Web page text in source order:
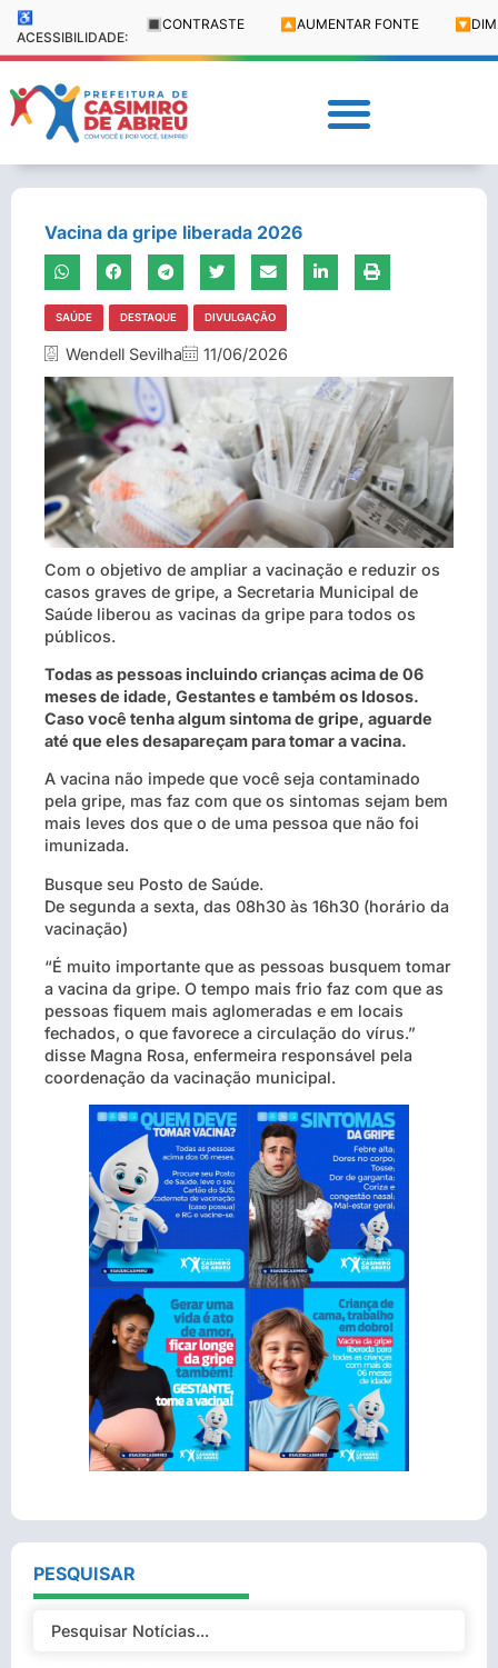
♿
ACESSIBILIDADE:
🔳 CONTRASTE 🔼 AUMENTAR FONTE 🔽
Vacina da gripe liberada 2026
SAÚDE DESTAQUE DIVULGAÇÃO
Wendell Sevilha 11/06/2026
Com o objetivo de ampliar a vacinação e reduzir os
casos graves de gripe, a Secretaria Municipal de
Saúde liberou as vacinas da gripe para todos os
públicos.
Todas as pessoas incluindo crianças acima de 06
meses de idade, Gestantes e também os Idosos.
Caso você tenha algum sintoma de gripe, aguarde
até que eles desapareçam para tomar a vacina.
A vacina não impede que você seja contaminado
pela gripe, mas faz com que os sintomas sejam bem
mais leves dos que o de uma pessoa que não foi
imunizada.
Busque seu Posto de Saúde.
De segunda a sexta, das 08h30 às 16h30 (horário da
vacinação)
“É muito importante que as pessoas busquem tomar
a vacina da gripe. O tempo mais frio faz com que as
pessoas fiquem mais aglomeradas e em locais
fechados, o que favorece a circulação do vírus.”
disse Magna Rosa, enfermeira responsável pela
coordenação da vacinação municipal.
PESQUISAR